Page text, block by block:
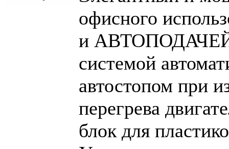
офисного
и АВТОПОДАЧЕЙ
системой
автостопом при
перегрева
блок для